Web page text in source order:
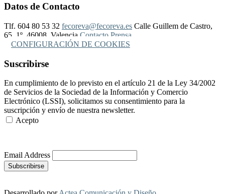
Datos de Contacto
Tlf. 604 80 53 32 fecoreva@fecoreva.es Calle Guillem de Castro,
65, 1º, 46008, Valencia Contacto Prensa
CONFIGURACIÓN DE COOKIES
Suscribirse
En cumplimiento de lo previsto en el artículo 21 de la Ley 34/2002
de Servicios de la Sociedad de la Información y Comercio
Electrónico (LSSI), solicitamos su consentimiento para la
suscripción y envío de nuestra newsletter.
Acepto
Email Address